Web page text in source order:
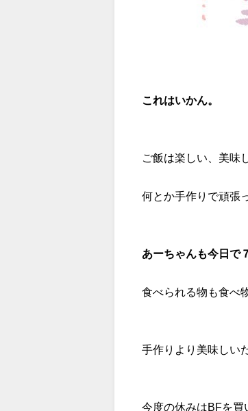
これはいかん。
ご飯は楽しい、美味
何とか手作りで頑張
あーちゃんも今日で
食べられる物も食べ
手作りより美味しい
今度の休みはBFを買